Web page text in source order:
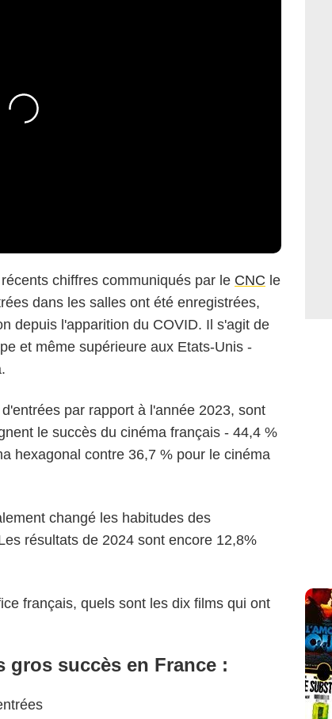
chiffres communiqués par le CNC le
dans les salles ont été enregistrées,
depuis l'apparition du COVID. Il s'agit de
et même supérieure aux Etats-Unis -
par rapport à l'année 2023, sont
le succès du cinéma français - 44,4 %
hexagonal contre 36,7 % pour le cinéma
changé les habitudes des
résultats de 2024 sont encore 12,8%
français, quels sont les dix films qui ont
gros succès en France :